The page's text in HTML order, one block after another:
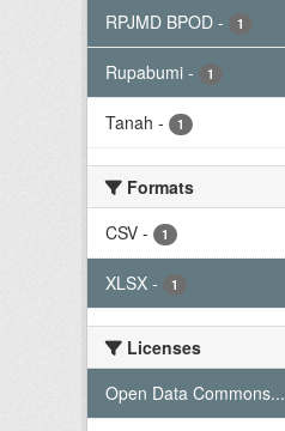
RPJMD BPOD - 1
Rupabumi - 1
Tanah - 1
Formats
CSV - 1
XLSX - 1
Licenses
Open Data Commons...